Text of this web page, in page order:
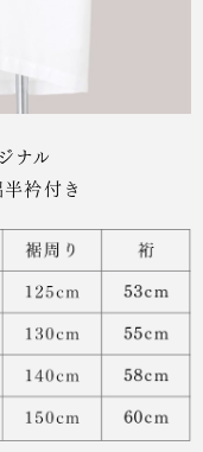
ナル
衿付き